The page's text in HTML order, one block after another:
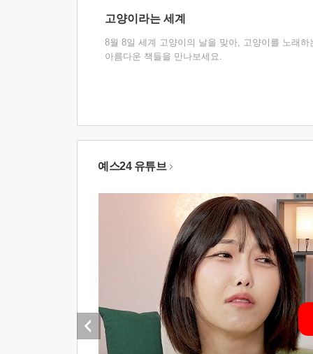
고양이라는 세계
8월 8일 세계 고양이의 날을 맞아, 고양이를 노래하
아름다운 책들을 만나보세요.
예스24 유튜브